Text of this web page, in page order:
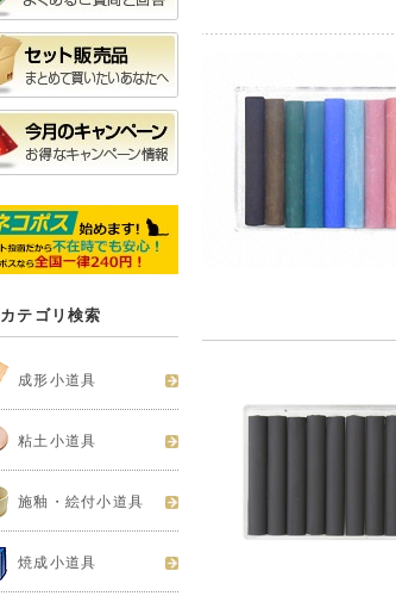
カテゴリ検索
成形小道具
粘土小道具
施釉・絵付小道具
焼成小道具